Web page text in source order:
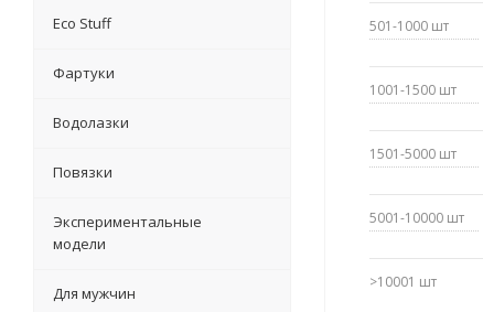
501-1000 шт
1001-1500 шт
1501-5000 шт
5001-10000 шт
>10001 шт
Eсо Stuff
Фартуки
Водолазки
Повязки
Экспериментальные
модели
Для мужчин